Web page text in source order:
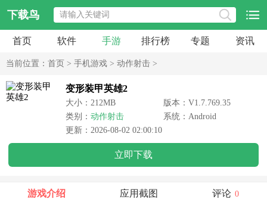
下载鸟
首页 软件 手游 排行榜 专题 资讯
当前位置： 首页 > 手机游戏 > 动作射击 >
变形装甲英雄2
大小：212MB
版本：V1.7.769.35
类别： 动作射击
系统：Android
更新：2026-08-02 02:00:10
立即下载
游戏介绍 应用截图 评论 0